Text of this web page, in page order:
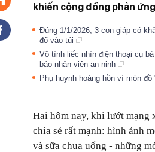
khiến cộng đồng phản
Đúng 1/1/2026, 3 con giáp có
đổ vào túi
Vô tình liếc nhìn điện thoại cụ
báo nhân viên an ninh
Phụ huynh hoảng hồn vì món
Hai hôm nay, khi lướt mạng
chia sẻ rất mạnh: hình ảnh
và sữa chua uống - những